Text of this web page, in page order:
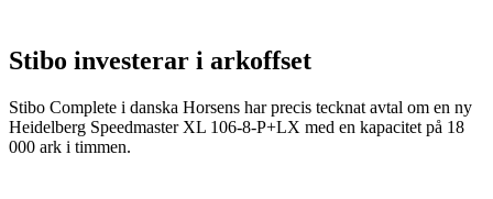
Stibo investerar i arkoffset
Stibo Complete i danska Horsens har precis tecknat avtal om en ny
Heidelberg Speedmaster XL 106-8-P+LX med en kapacitet på 18
000 ark i timmen.